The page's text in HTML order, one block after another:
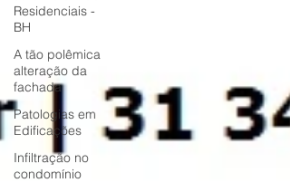
Residenciais -
BH
A tão polêmica
alteração da
fachada
Patologias em
Edificações
Infiltração no
condomínio